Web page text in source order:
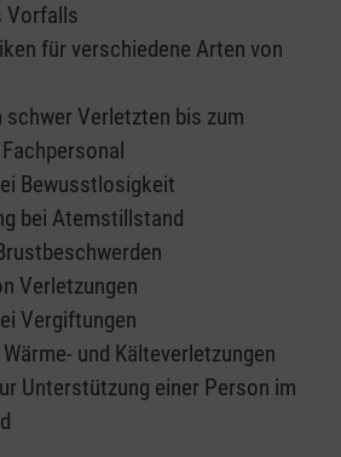
Vorfalls
für verschiedene Arten von
schwer Verletzten bis zum
Bewusstlosigkeit
bei Atemstillstand
Verletzungen
Vergiftungen
und Kälteverletzungen
Unterstützung einer Person im